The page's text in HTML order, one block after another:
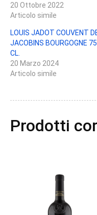
20 Ottobre 2022
Articolo simile
LOUIS JADOT COUVENT
JACOBINS BOURGOGNE 75
CL.
20 Marzo 2024
Articolo simile
Prodotti